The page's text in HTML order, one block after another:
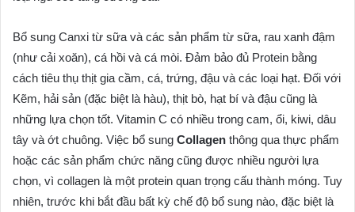
Bổ sung Canxi từ sữa và các sản phẩm từ sữa, rau xanh đậm
(như cải xoăn), cá hồi và cá mòi. Đảm bảo đủ Protein bằng
cách tiêu thụ thịt gia cầm, cá, trứng, đậu và các loại hạt. Đối với
Kẽm, hải sản (đặc biệt là hàu), thịt bò, hạt bí và đậu cũng là
những lựa chọn tốt. Vitamin C có nhiều trong cam, ổi, kiwi, dâu
tây và ớt chuông. Việc bổ sung Collagen thông qua thực phẩm
hoặc các sản phẩm chức năng cũng được nhiều người lựa
chọn, vì collagen là một protein quan trọng cấu thành móng. Tuy
nhiên, trước khi bắt đầu bất kỳ chế độ bổ sung nào, đặc biệt là